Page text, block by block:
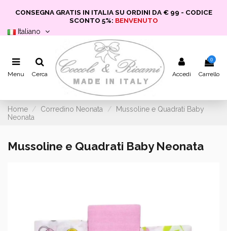
CONSEGNA GRATIS IN ITALIA SU ORDINI DA € 99 - CODICE
SCONTO 5%: BENVENUTO
Italiano
Menu Cerca Accedi
0
Carrello
Home Corredino Neonata
Mussoline e Quadrati Baby
Neonata
Mussoline e Quadrati Baby Neonata